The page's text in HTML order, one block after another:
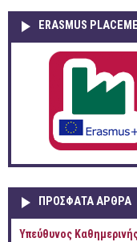
ERASMUS
ΠΡOΣΦΑΤΑ AΡΘΡΑ
Yπεύθυνος